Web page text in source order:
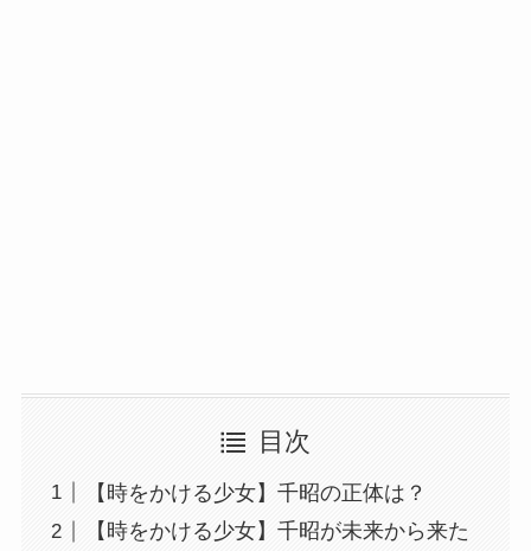
目次
【時をかける少女】千昭の正体は？
【時をかける少女】千昭が未来から来た